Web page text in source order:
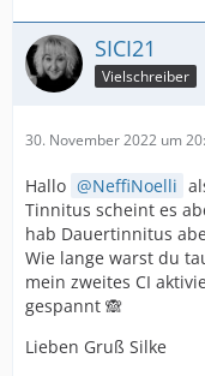
SICI21
Vielschreiber
30. November 2022 um
Hallo NeffiNoelli
Tinnitus scheint es
hab Dauertinnitus
Wie lange warst du
mein zweites CI
gespannt 🙈
Lieben Gruß Silke